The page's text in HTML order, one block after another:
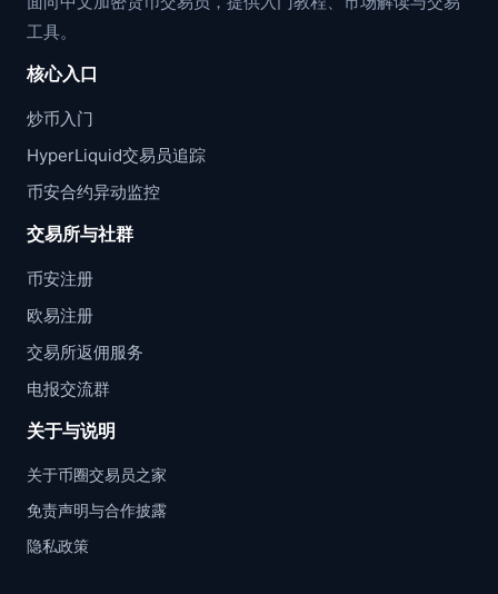
工具。
核心入口
炒币入门
HyperLiquid交易员追踪
币安合约异动监控
交易所与社群
币安注册
欧易注册
交易所返佣服务
电报交流群
关于与说明
关于币圈交易员之家
免责声明与合作披露
隐私政策